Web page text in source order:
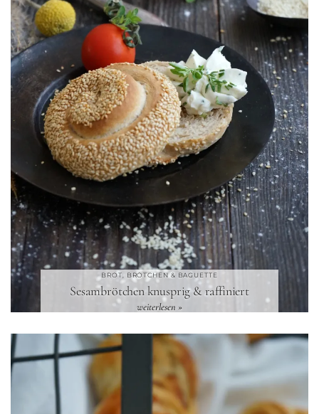
BROT, BRÖTCHEN & BAGUETTE
Sesambrötchen knusprig & raffiniert
weiterlesen »